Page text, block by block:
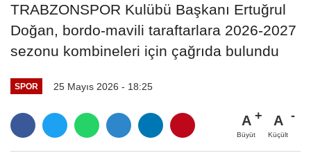
TRABZONSPOR Kulübü Başkanı Ertuğrul
Doğan, bordo-mavili taraftarlara 2026-2027
sezonu kombineleri için çağrıda bulundu
SPOR 25 Mayıs 2026 - 18:25
A
Büyüt
A
Küçült